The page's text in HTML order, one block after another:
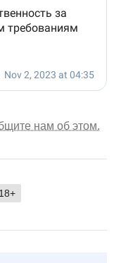
нам об этом.
18+